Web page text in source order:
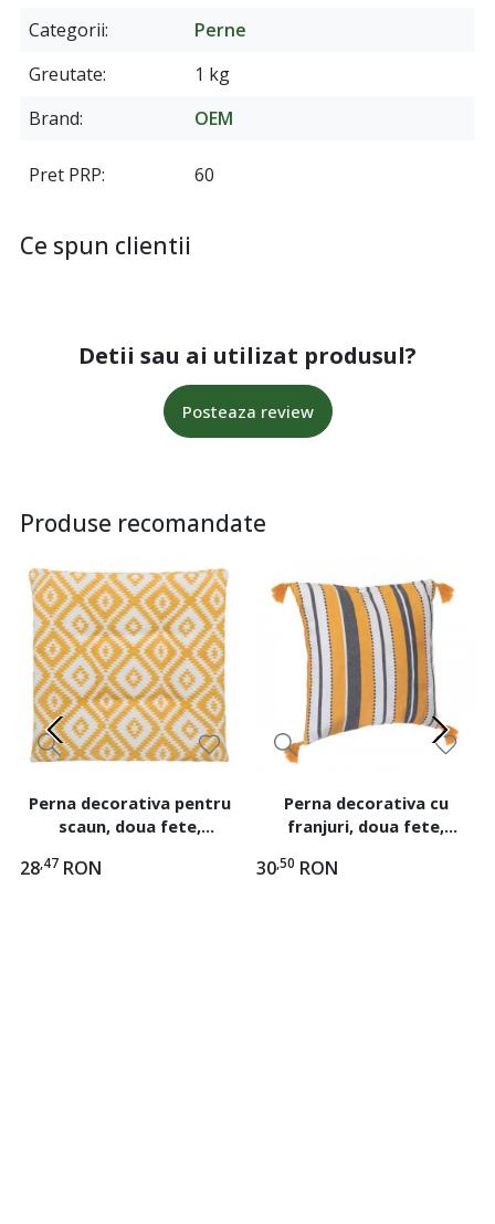
Categorii
Perne
Greutate
1 kg
Brand
OEM
Pret PRP 60
Ce spun clientii
Detii sau ai utilizat produsul?
Posteaza review
Produse recomandate
Perna decorativa pentru
scaun, doua fete,
Galben mustar
28,47 RON
Perna decorativa cu
franjuri, doua fete,
Galben mustar
30,50 RON